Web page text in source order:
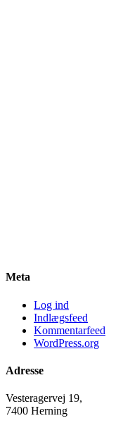
Meta
Log ind
Indlægsfeed
Kommentarfeed
WordPress.org
Adresse
Vesteragervej 19,
7400 Herning